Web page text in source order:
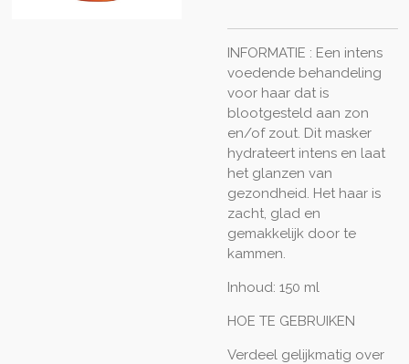
INFORMATIE : Een intens
voedende behandeling
voor haar dat is
blootgesteld aan zon
en/of zout. Dit masker
hydrateert intens en laat
het glanzen van
gezondheid. Het haar is
zacht, glad en
gemakkelijk door te
kammen.
Inhoud: 150 ml
HOE TE GEBRUIKEN
Verdeel gelijkmatig over